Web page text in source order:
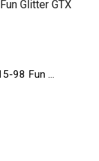
98 Fun ...